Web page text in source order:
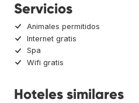
Servicios
Animales permitidos
Internet gratis
Spa
Wifi gratis
Hoteles similares